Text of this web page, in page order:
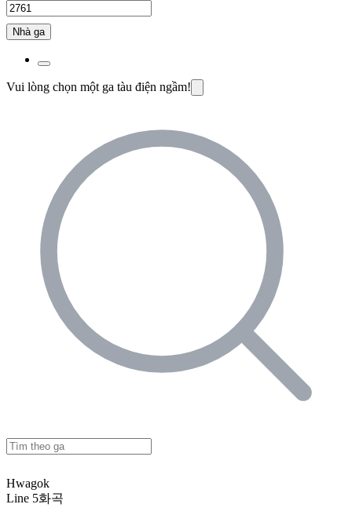
Nhà ga
Vui lòng chọn một ga tàu điện ngầm!
Hwagok
Line 5화곡